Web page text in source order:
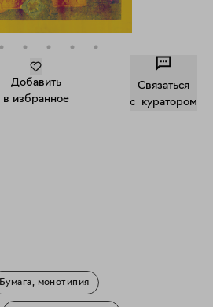
Добавить
в избранное
Связаться
c куратором
Бумага, монотипия